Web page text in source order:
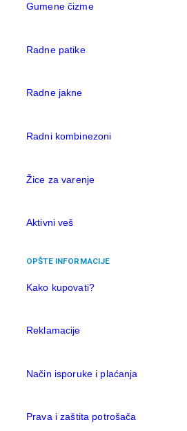
Gumene čizme
Radne patike
Radne jakne
Radni kombinezoni
Žice za varenje
Aktivni veš
OPŠTE INFORMACIJE
Kako kupovati?
Reklamacije
Način isporuke i plaćanja
Prava i zaštita potrošača